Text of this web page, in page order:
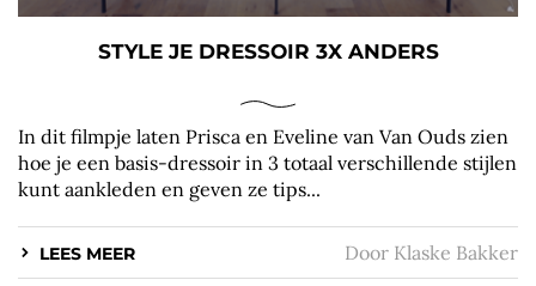
STYLE JE DRESSOIR 3X ANDERS
In dit filmpje laten Prisca en Eveline van Van Ouds zien
hoe je een basis-dressoir in 3 totaal verschillende stijlen
kunt aankleden en geven ze tips...
LEES MEER Door Klaske Bakker